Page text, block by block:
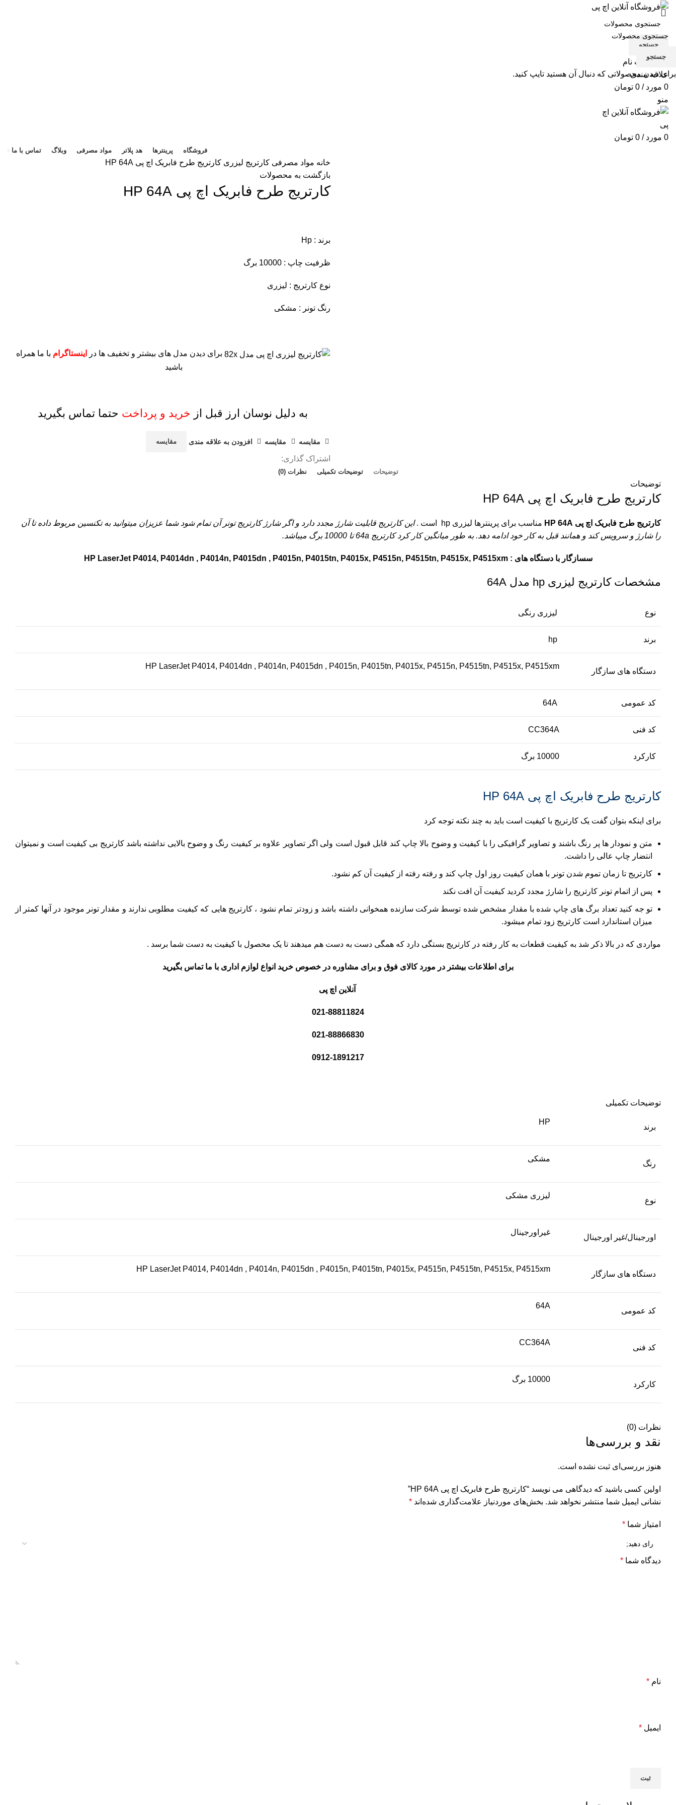
جستجو
ورود / ثبت نام
علاقه مندی
0 مورد /
0 تومان
منو
0 مورد /
0 تومان
فروشگاه پرینترها هد پلاتر مواد مصرفی وبلاگ تماس با ما
خانه مواد مصرفی کارتریج لیزری کارتریج طرح فابریک اچ پی HP 64A
بازگشت به محصولات
کارتریج طرح فابریک اچ پی HP 64A
برند : Hp
ظرفیت چاپ : 10000 برگ
نوع کارتریج : لیزری
رنگ تونر : مشکی
برای دیدن مدل های بیشتر و تخفیف ها در اینستاگرام با ما همراه
باشید
به دلیل نوسان ارز قبل از خرید و پرداخت حتما تماس بگیرید
مقايسه مقایسه افزودن به علاقه مندی مقایسه
اشتراک گذاری:
توضیحات توضیحات تکمیلی نظرات (0)
توضیحات
کارتریج طرح فابریک اچ پی HP 64A
کارتریج طرح فابریک اچ پی HP 64A مناسب برای پرینترها لیزری است .این کارتریج قابلیت شارژ مجدد دارد و اگر شارژ کارتریج تونر آن تمام شود شما عزیزان میتوانید به تکنسین مربوط داده تا آن
را شارژ و سرویس کند و همانند قبل به کار خود ادامه دهد. به طور میانگین کار کردکارتریج 64a تا 10000 برگ میباشد.
سسازگار با دستگاه های : HP LaserJet P4014, P4014dn , P4014n, P4015dn , P4015n, P4015tn, P4015x, P4515n, P4515tn, P4515x, P4515xm
مشخصات کارتریج لیزری hp مدل 64A
نوع لیزری رنگی
برند
دستگاه های سازگار
HP LaserJet P4014, P4014dn , P4014n, P4015dn , P4015n, P4015tn, P4015x, P4515n, P4515tn, P4515x, P4515xm
کد عمومی
کد فنی CC364A
کارکرد 10000 برگ
کارتریج طرح فابریک اچ پی HP 64A
برای اینکه بتوان گفت یک کارتریج با کیفیت است باید به چند نکته توجه کرد
متن و نمودار ها پر رنگ باشند و تصاویر گرافیکی را با کیفیت و وضوح بالا چاپ کند قابل قبول است ولی اگر تصاویر علاوه بر کیفیت رنگ و وضوح بالایی نداشته باشد کارتریج بی کیفیت است و نمیتوان
انتضار چاپ عالی را داشت.
کارتریج تا زمان تموم شدن تونر با همان کیفیت روز اول چاپ کند و رفته رفته از کیفیت آن کم نشود.
پس از اتمام تونر کارتریج را شارژ مجدد کردید کیفیت آن افت نکند
تو جه کنید تعداد برگ های چاپ شده با مقدار مشخص شده توسط شرکت سازنده همخوانی داشته باشد و زودتر تمام نشود ، کارتریج هایی که کیفیت مطلوبی ندارند و مقدار تونر موجود در آنها کمتر از
میزان استاندارد است کارتریج زود تمام میشود.
مواردی که در بالا ذکر شد به کیفیت قطعات به کار رفته در کارتریج بستگی دارد که همگی دست به دست هم میدهند تا یک محصول با کیفیت به دست شما برسد .
برای اطلاعات بیشتر در مورد کالای فوق و برای مشاوره در خصوص خرید انواع لوازم اداری با ما تماس بگیرید
آنلاین اچ پی
021-88811824
021-88866830
0912-1891217
توضیحات تکمیلی
برند
HP
رنگ
مشکی
نوع
لیزری مشکی
اورجینال/غیر اورجینال
غیراورجینال
دستگاه های سازگار
HP LaserJet P4014, P4014dn , P4014n, P4015dn , P4015n, P4015tn, P4015x, P4515n, P4515tn, P4515x, P4515xm
کد عمومی
64A
کد فنی
CC364A
کارکرد
10000 برگ
نظرات (0)
نقد و بررسی‌ها
هنوز بررسی‌ای ثبت نشده است.
اولین کسی باشید که دیدگاهی می نویسد “کارتریج طرح فابریک اچ پی HP 64A”
نشانی ایمیل شما منتشر نخواهد شد. بخش‌های موردنیاز علامت‌گذاری شده‌اند *
امتیاز شما *
دیدگاه شما *
نام *
ایمیل *
جستجو
برای دیدن محصولاتی که دنبال آن هستید تایپ کنید.